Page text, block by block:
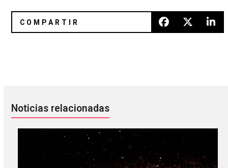
Noticias relacionadas